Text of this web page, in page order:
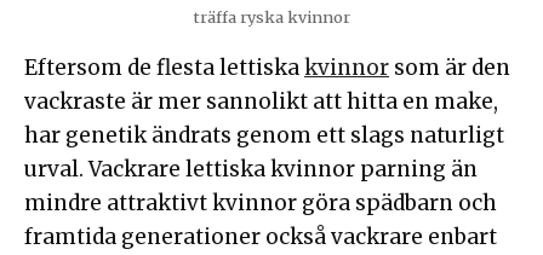
träffa ryska kvinnor
Eftersom de flesta lettiskakvinnor som är den
vackraste är mer sannolikt att hitta en make,
har genetik ändrats genom ett slags naturligt
urval. Vackrare lettiska kvinnor parning än
mindre attraktivt kvinnor göra spädbarn och
framtida generationer också vackrare enbart